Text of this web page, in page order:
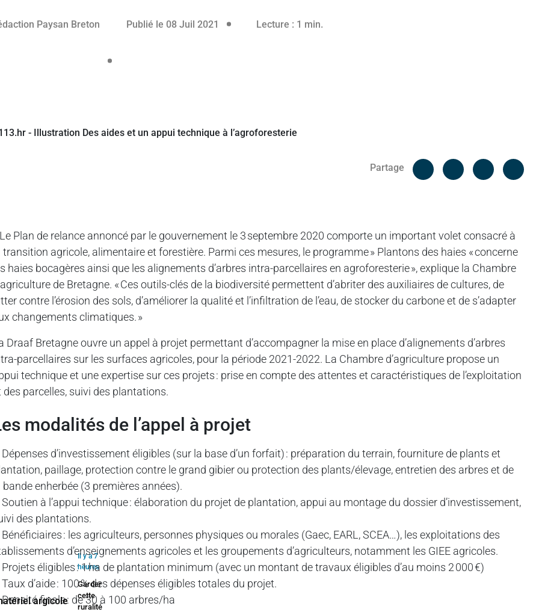
Paysan Breton Publié le 08 Juil 2021 Lecture : 1 min.
Partage
Facebook
Plan de relance annoncé par le gouvernement le 3 septembre 2020 comporte un important volet consacré à
transition agricole, alimentaire et forestière. Parmi ces mesures, le programme » Plantons des haies « concerne
haies bocagères ainsi que les alignements d’arbres intra-parcellaires en agroforesterie », explique la Chambre
de Bretagne. « Ces outils-clés de la biodiversité permettent d’abriter des auxiliaires de cultures, de
contre l’érosion des sols, d’améliorer la qualité et l’infiltration de l’eau, de stocker du carbone et de s’adapter
changements climatiques. »
Draaf Bretagne ouvre un appel à projet permettant d’accompagner la mise en place d’alignements d’arbres
parcellaires sur les surfaces agricoles, pour la période 2021-2022. La Chambre d’agriculture propose un
technique et une expertise sur ces projets : prise en compte des attentes et caractéristiques de l’exploitation
des parcelles, suivi des plantations.
modalités de l’appel à projet
d’investissement éligibles (sur la base d’un forfait) : préparation du terrain, fourniture de plants et
paillage, protection contre le grand gibier ou protection des plants/élevage, entretien des arbres et de
bande enherbée (3 premières années).
à l’appui technique : élaboration du projet de plantation, appui au montage du dossier d’investissement,
des plantations.
: les agriculteurs, personnes physiques ou morales (Gaec, EARL, SCEA…), les exploitations des
d’enseignements agricoles et les groupements d’agriculteurs, notamment les GIEE agricoles.
éligibles : 1 ha de plantation minimum (avec un montant de travaux éligibles d’au moins 2 000 €)
d’aide : 100 % des dépenses éligibles totales du projet.
finale : de 30 à 100 arbres/ha
Il y a 7
heures
Garder
cette
ruralité